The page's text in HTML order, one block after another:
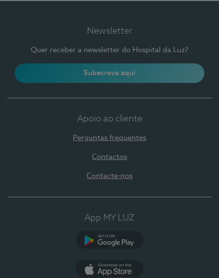
Newsletter
Quer receber a newsletter do Hospital da Luz?
Subscreva aqui
Apoio ao cliente
Perguntas frequentes
Contactos
Contacte-nos
App MY LUZ